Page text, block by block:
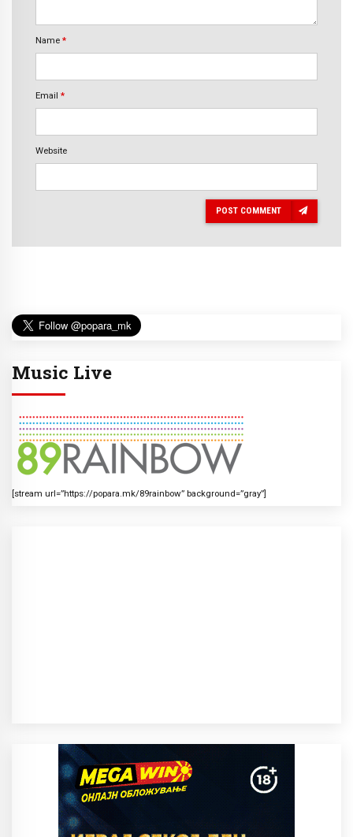
Name *
Email *
Website
POST COMMENT
Music Live
[stream url=”https://popara.mk/89rainbow” background=”gray”]